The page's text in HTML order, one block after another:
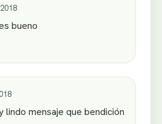
bueno
lindo mensaje que bendición